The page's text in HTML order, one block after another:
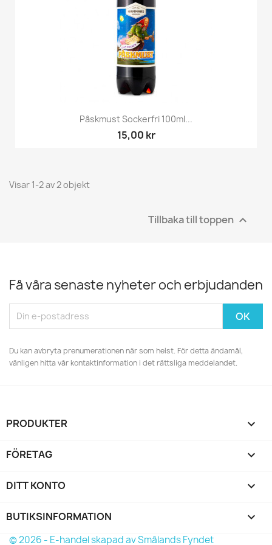
Påskmust Sockerfri 100ml...
15,00 kr
Visar 1-2 av 2 objekt
Tillbaka till toppen 
Få våra senaste nyheter och erbjudanden
Du kan avbryta prenumerationen när som helst. För detta ändamål,
vänligen hitta vår kontaktinformation i det rättsliga meddelandet.
PRODUKTER 
FÖRETAG 
DITT KONTO 
BUTIKSINFORMATION keyboard_arrow_down
© 2026 - E-handel skapad av Smålands Fyndet